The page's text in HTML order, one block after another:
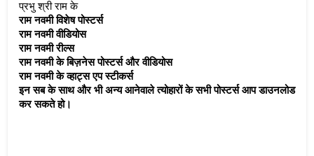
प्रभु श्री राम के
राम नवमी विशेष पोस्टर्स
राम नवमी वीडियोस
राम नवमी रील्स
राम नवमी के बिज़नेस पोस्टर्स और वीडियोस
राम नवमी के व्हाट्स एप स्टीकर्स
इन सब के साथ और भी अन्य आनेवाले त्योहारों के सभी पोस्टर्स आप डाउनलोड
कर सकते हो।